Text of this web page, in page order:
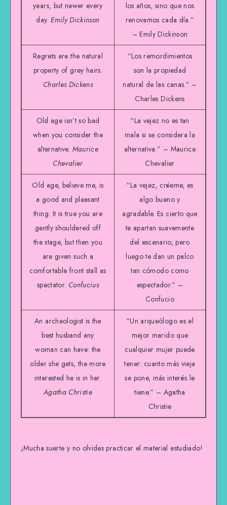
years, but newer every
day.Emily Dickinson
los años, sino que nos
renovamos cada día.”
– Emily Dickinson
Regrets are the natural
property of grey hairs.
Charles Dickens
“Los remordimientos
son la propiedad
natural de las canas.” –
Charles Dickens
Old age isn’t so bad
when you consider the
alternative. Maurice
Chevalier
“La vejez no es tan
mala si se considera la
alternativa.” – Maurice
Chevalier
Old age, believe me, is
a good and pleasant
thing. It is true you are
gently shouldered off
the stage, but then you
are given such a
comfortable front stall as
spectator. Confucius
“La vejez, créeme, es
algo bueno y
agradable. Es cierto que
te apartan suavemente
del escenario, pero
luego te dan un palco
tan cómodo como
espectador.” –
Confucio
An archeologist is the
best husband any
woman can have: the
older she gets, the more
interested he is in her.
Agatha Christie
“Un arqueólogo es el
mejor marido que
cualquier mujer puede
tener: cuanto más vieja
se pone, más interés le
tiene.” – Agatha
Christie
¡Mucha suerte y no olvides practicar el material estudiado!